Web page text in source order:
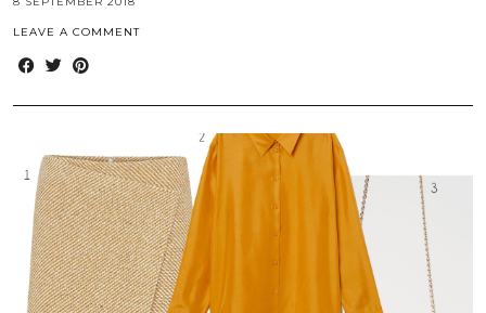
LEAVE A COMMENT